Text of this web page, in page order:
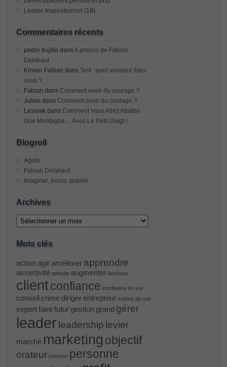
Leader Inspirationnel (18)
Commentaires récents
pedro trujillo dansA propos de Fabian
Delahaut
Kroner Fabian dans Test : quel vendeur êtes-
vous ?
Fabian dans Comment avoir du courage ?
Julien dans Comment avoir du courage ?
Lesniak dans Comment Vous Allez Abattre
Une Montagne… Avec Le Petit Doigt !
Blogroll
Ageto
Fabian Delahaut
Imaginer, écrire, publier
Archives
Archives
Mots clés
action agir améliorer apprendre
assertivité attitude augmenter bonheur
client confiance confiance en soi
conseil crime diriger entreprise estime de soi
expertfairefutur gestion grand gérer
leader leadership levier
marché marketing objectif
orateur passion personne